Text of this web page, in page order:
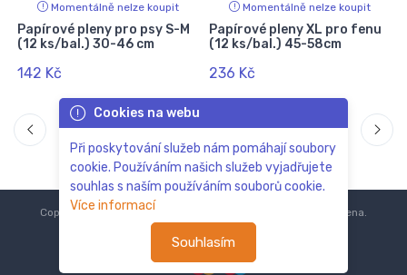
Momentálně nelze koupit
Papírové pleny pro psy S-M
(12 ks/bal.) 30-46 cm
142 Kč
Momentálně nelze koupit
Papírové pleny XL pro fenu
(12 ks/bal.) 45-58cm
236 Kč
Cookies na webu
Při poskytování služeb nám pomáhají soubory
cookie. Používáním našich služeb vyjadřujete
souhlas s naším používáním souborů cookie.
Více informací
Souhlasím
Copyright © 2018-2024 Všechna práva vyhrazena.